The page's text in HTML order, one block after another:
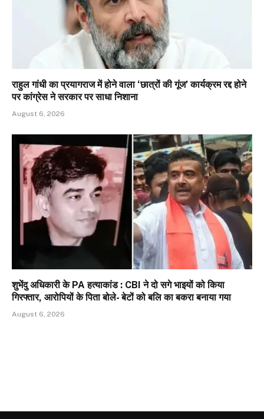
राहुल गांधी का प्रयागराज में होने वाला ‘छात्रों की गूंज’ कार्यक्रम रद्द होने
पर कांग्रेस ने सरकार पर साधा निशाना
August 6, 2026
शुभेंदु अधिकारी के PA हत्याकांड : CBI ने दो सगे भाइयों को किया
गिरफ्तार, आरोपियों के पिता बोले- बेटों को बलि का बकरा बनाया गया
August 6, 2026